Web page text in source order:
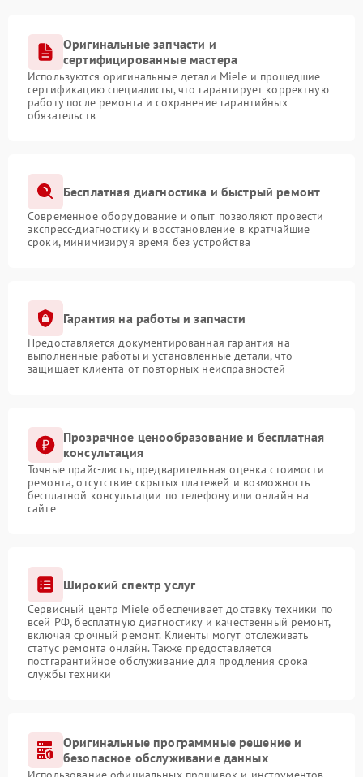
Оригинальные запчасти и
сертифицированные мастера
Используются оригинальные детали Miele и прошедшие
сертификацию специалисты, что гарантирует корректную
работу после ремонта и сохранение гарантийных
обязательств
Бесплатная диагностика и быстрый ремонт
Современное оборудование и опыт позволяют провести
экспресс-диагностику и восстановление в кратчайшие
сроки, минимизируя время без устройства
Гарантия на работы и запчасти
Предоставляется документированная гарантия на
выполненные работы и установленные детали, что
защищает клиента от повторных неисправностей
Прозрачное ценообразование и бесплатная
консультация
Точные прайс-листы, предварительная оценка стоимости
ремонта, отсутствие скрытых платежей и возможность
бесплатной консультации по телефону или онлайн на
сайте
Широкий спектр услуг
Сервисный центр Miele обеспечивает доставку техники по
всей РФ, бесплатную диагностику и качественный ремонт,
включая срочный ремонт. Клиенты могут отслеживать
статус ремонта онлайн. Также предоставляется
постгарантийное обслуживание для продления срока
службы техники
Оригинальные программные решение и
безопасное обслуживание данных